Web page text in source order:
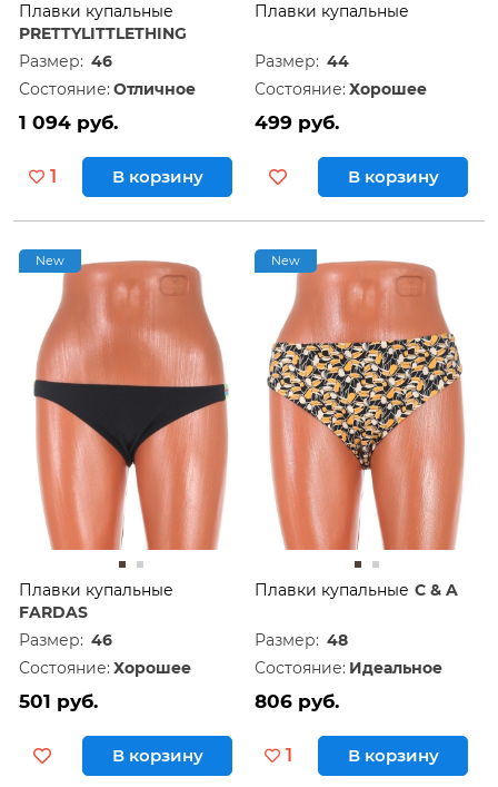
Плавки купальные
PRETTYLITTLETHING
Размер: 46
Состояние: Отличное
1 094 руб.
1 В корзину
Плавки купальные
Размер: 44
Состояние: Хорошее
499 руб.
В корзину
New
Плавки купальные
FARDAS
Размер: 46
Состояние: Хорошее
501 руб.
В корзину
New
Плавки купальные C & A
Размер: 48
Состояние: Идеальное
806 руб.
1 В корзину